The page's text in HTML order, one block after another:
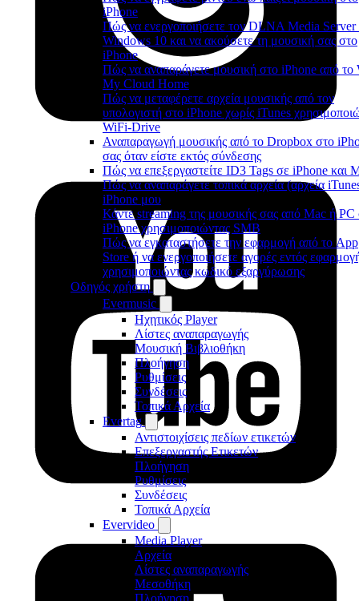
iPhone
Πώς να ενεργοποιήσετε τον DLNA Media Server
Windows 10 και να ακούσετε τη μουσική σας στο
iPhone
Πώς να αναπαράγετε μουσική στο iPhone από το
My Cloud Home
Πώς να μεταφέρετε αρχεία μουσικής από τον
υπολογιστή στο iPhone χωρίς iTunes
WiFi-Drive
Αναπαραγωγή μουσικής από το Dropbox στο
σας όταν είστε εκτός σύνδεσης
Πώς να επεξεργαστείτε ID3 Tags σε iPhone και
Πώς να αναπαράγετε τοπικά αρχεία (αρχεία
iPhone μου
Κάντε streaming της μουσικής σας από Mac ή PC
iPhone χρησιμοποιώντας SMB
Πώς να εγκαταστήσετε την εφαρμογή από το App
Store ή να ενεργοποιήσετε αγορές εντός
χρησιμοποιώντας κωδικό εξαργύρωσης
Οδηγός χρήστη
Evermusic
Ηχητικός Player
Λίστες αναπαραγωγής
Μουσική Βιβλιοθήκη
Πλοήγηση
Ρυθμίσεις
Συνδέσεις
Τοπικά Αρχεία
Evertag
Αντιστοιχίσεις πεδίων ετικετών
Επεξεργαστής Ετικετών
Πλοήγηση
Ρυθμίσεις
Συνδέσεις
Τοπικά Αρχεία
Evervideo
Media Player
Αρχεία
Λίστες αναπαραγωγής
Μεσοθήκη
Πλοήγηση